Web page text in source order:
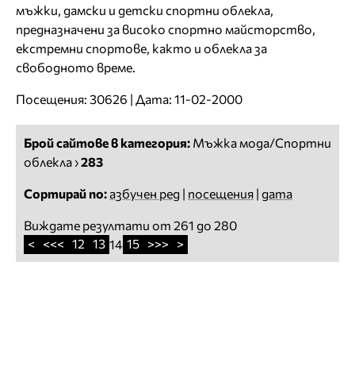
мъжки, дамски и детски спортни облекла,
предназначени за високо спортно майсторство,
екстремни спортове, както и облекла за
свободното време.
Посещения: 30626 | Дата: 11-02-2000
Брой сайтове в категория: Мъжка мода/Спортни
облекла›283
Сортирай по: азбучен ред | посещения | дата
Виждате резултати от 261 до 280
< <<< 12 13 14 15 >>> >